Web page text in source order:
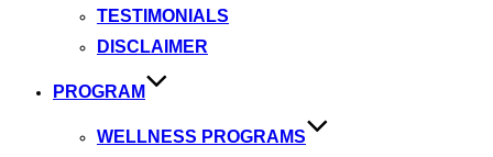
TESTIMONIALS
DISCLAIMER
PROGRAM
WELLNESS PROGRAMS